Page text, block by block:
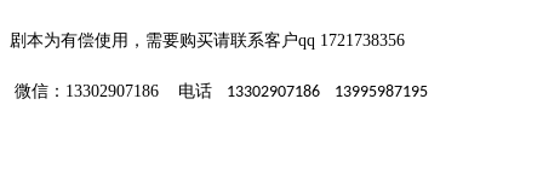
剧本为有偿使用，需要购买请联系客户qq 1721738356
微信： 13302907186 电话 13302907186 13995987195